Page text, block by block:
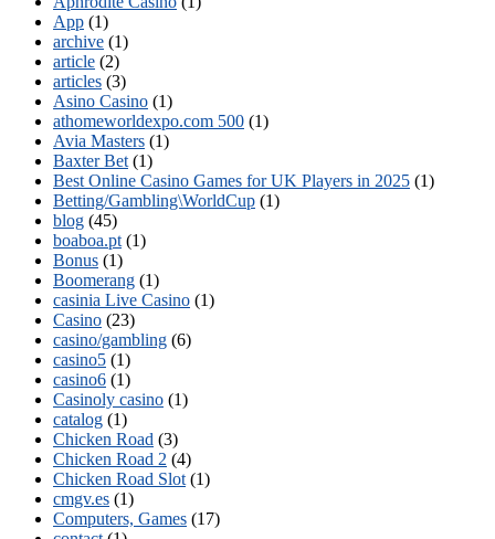
App (1)
archive (1)
article (2)
articles (3)
Asino Casino (1)
athomeworldexpo.com 500 (1)
Avia Masters (1)
Baxter Bet (1)
Best Online Casino Games for UK Players in 2025 (1)
Betting/Gambling\WorldCup (1)
blog (45)
boaboa.pt (1)
Bonus (1)
Boomerang (1)
casinia Live Casino (1)
Casino (23)
casino/gambling (6)
casino5 (1)
casino6 (1)
Casinoly casino (1)
catalog (1)
Chicken Road (3)
Chicken Road 2 (4)
Chicken Road Slot (1)
cmgv.es (1)
Computers, Games (17)